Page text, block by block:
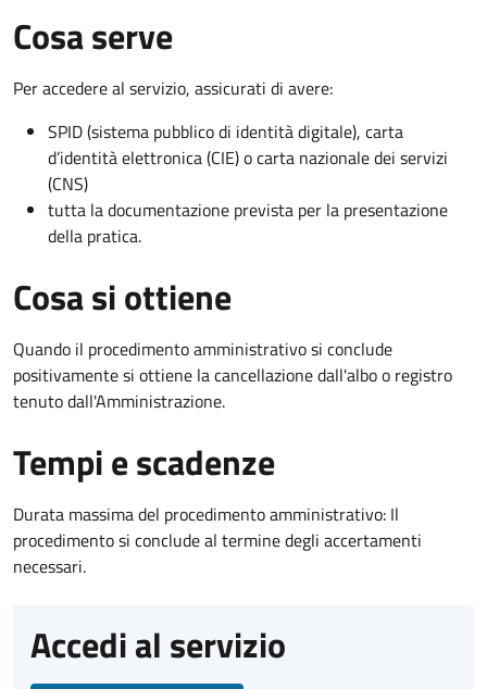
Cosa serve
Per accedere al servizio, assicurati di avere:
SPID (sistema pubblico di identità digitale), carta
d’identità elettronica (CIE) o carta nazionale dei servizi
(CNS)
tutta la documentazione prevista per la presentazione
della pratica.
Cosa si ottiene
Quando il procedimento amministrativo si conclude
positivamente si ottiene la cancellazione dall'albo o registro
tenuto dall'Amministrazione.
Tempi e scadenze
Durata massima del procedimento amministrativo: Il
procedimento si conclude al termine degli accertamenti
necessari.
Accedi al servizio